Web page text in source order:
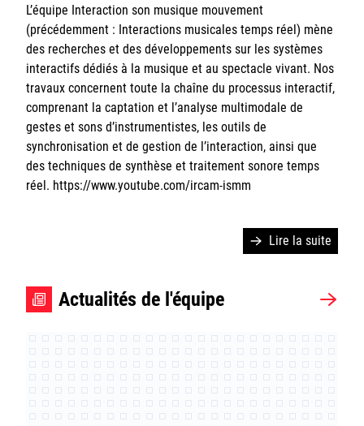
CNRS
Sorbonne Université
Publications
Logiciels
Hardware
Actualités
L’équipe Interaction son musique mouvement
(précédemment : Interactions musicales temps réel) mène
des recherches et des développements sur les systèmes
interactifs dédiés à la musique et au spectacle vivant. Nos
travaux concernent toute la chaîne du processus interactif,
comprenant la captation et l’analyse multimodale de
gestes et sons d’instrumentistes, les outils de
synchronisation et de gestion de l’interaction, ainsi que
des techniques de synthèse et traitement sonore temps
réel. https://www.youtube.com/ircam-ismm
Lire la suite
Actualités de l'équipe